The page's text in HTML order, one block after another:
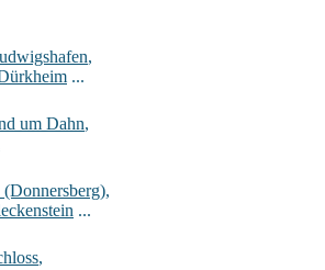
,
...
um Dahn,
,
...
,